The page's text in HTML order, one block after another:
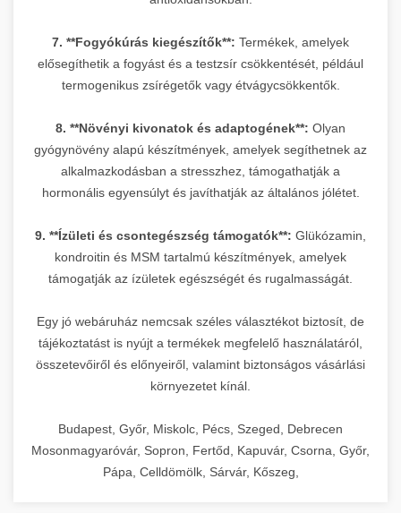
7. **Fogyókúrás kiegészítők**: Termékek, amelyek
elősegíthetik a fogyást és a testzsír csökkentését, például
termogenikus zsírégetők vagy étvágycsökkentők.
8. **Növényi kivonatok és adaptogének**: Olyan
gyógynövény alapú készítmények, amelyek segíthetnek az
alkalmazkodásban a stresszhez, támogathatják a
hormonális egyensúlyt és javíthatják az általános jólétet.
9. **Ízületi és csontegészség támogatók**: Glükózamin,
kondroitin és MSM tartalmú készítmények, amelyek
támogatják az ízületek egészségét és rugalmasságát.
Egy jó webáruház nemcsak széles választékot biztosít, de
tájékoztatást is nyújt a termékek megfelelő használatáról,
összetevőiről és előnyeiről, valamint biztonságos vásárlási
környezetet kínál.
Budapest, Győr, Miskolc, Pécs, Szeged, Debrecen
Mosonmagyaróvár, Sopron, Fertőd, Kapuvár, Csorna, Győr,
Pápa, Celldömölk, Sárvár, Kőszeg,